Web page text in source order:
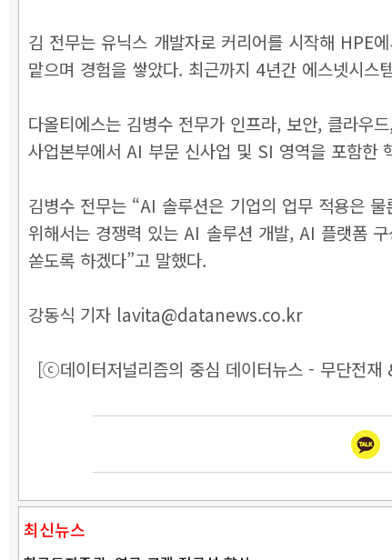
김 전무는 유닉스 개발자로 커리어를 시작해 HPE
맡으며 경험을 쌓았다. 최근까지 4년간 에스넷시
다올티에스는 김병수 전무가 인프라, 보안, 클라우
사업본부에서 AI 부문 신사업 및 SI 영역을 포함한
김병수 전무는 “AI 솔루션은 기업의 업무 적용은
위해서는 경쟁력 있는 AI 솔루션 개발, AI 플랫폼
쏟도록 하겠다”고 말했다.
강동식 기자 lavita@datanews.co.kr
[ⓒ데이터저널리즘의 중심 데이터뉴스 - 무단전재
최신뉴스